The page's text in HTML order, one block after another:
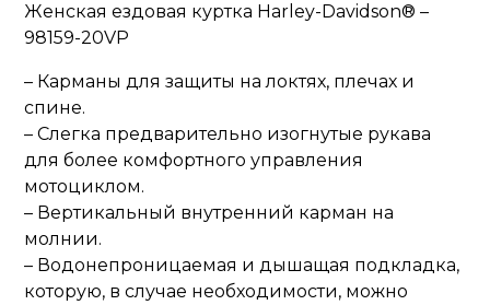
Женская ездовая куртка Harley-Davidson® –
98159-20VP
– Карманы для защиты на локтях, плечах и
спине.
– Слегка предварительно изогнутые рукава
для более комфортного управления
мотоциклом.
– Вертикальный внутренний карман на
молнии.
– Водонепроницаемая и дышащая подкладка,
которую, в случае необходимости, можно